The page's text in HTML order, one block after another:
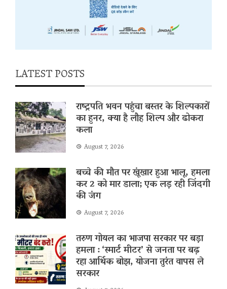
LATEST POSTS
राष्ट्रपति भवन पहुंचा बस्तर के शिल्पकारों
का हुनर, क्या है लौह शिल्प और ढोकरा
कला
August 7, 2026
बच्चे की मौत पर खूंखार हुआ भालू, हमला
कर 2 को मार डाला; एक लड़ रही जिंदगी
की जंग
August 7, 2026
तरुण गोयल का भाजपा सरकार पर बड़ा
हमला : ‘स्मार्ट मीटर’ से जनता पर बढ़
रहा आर्थिक बोझ, योजना तुरंत वापस ले
सरकार